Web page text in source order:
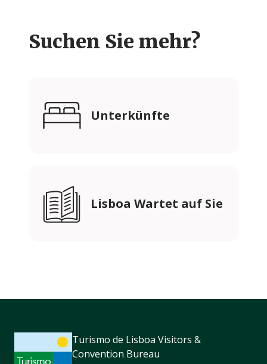
Suchen Sie mehr?
Unterkünfte
Lisboa Wartet auf Sie
Turismo de Lisboa Visitors &
Convention Bureau